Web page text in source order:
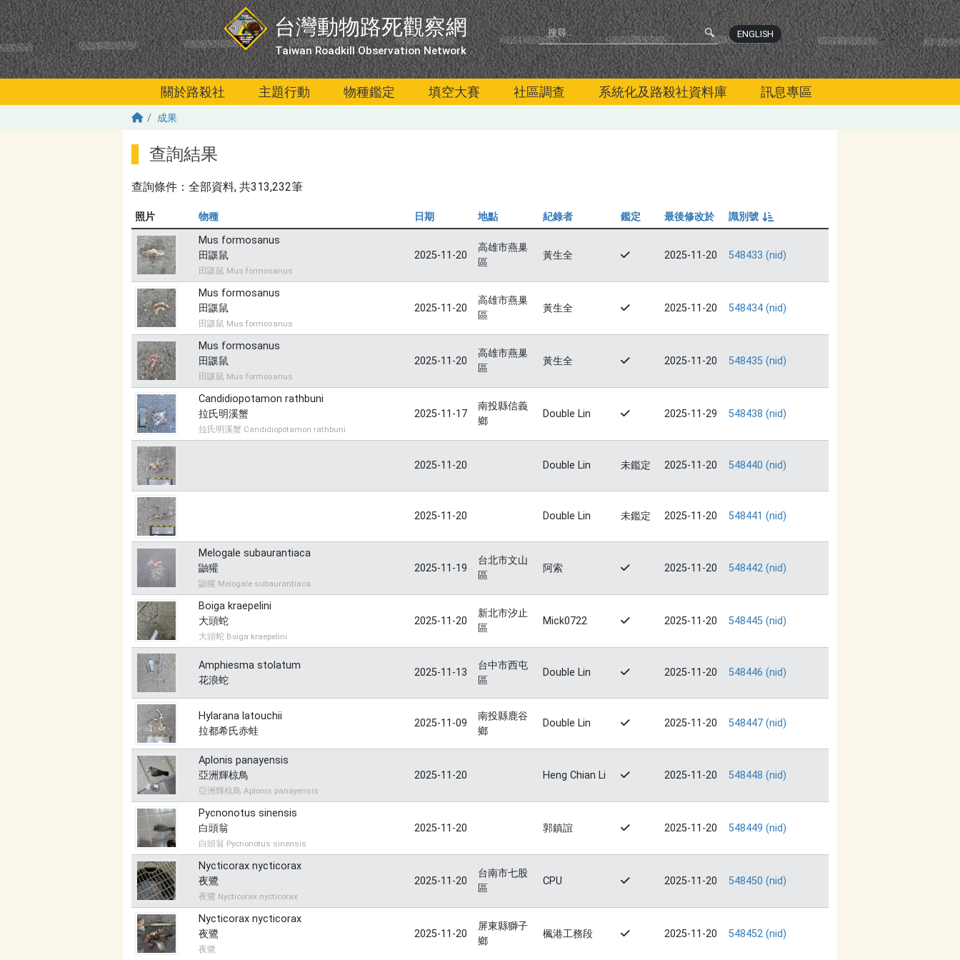
移至主內容
台灣動物路死觀察網
Taiwan Roadkill Observation Network
ENGLISH
關於路殺社 主題行動 物種鑑定 填空大賽 社區調查 系統化及路殺社資料庫 訊息專區
成果
查詢結果
查詢條件： 全部資料, 共313,232筆
照片 物種 日期 地點 紀錄者 鑑定 最後修改於
識別號
由小到大
Mus formosanus
田鼷鼠
田鼷鼠 Mus formosanus
2025-11-20
高雄市燕巢
區
黃生全 2025-11-20 548433 (nid)
Mus formosanus
田鼷鼠
田鼷鼠 Mus formosanus
2025-11-20
高雄市燕巢
區
黃生全 2025-11-20 548434 (nid)
Mus formosanus
田鼷鼠
田鼷鼠 Mus formosanus
2025-11-20
高雄市燕巢
區
黃生全 2025-11-20 548435 (nid)
Candidiopotamon rathbuni
拉氏明溪蟹
拉氏明溪蟹 Candidiopotamon rathbuni
2025-11-17
南投縣信義
鄉
Double Lin 2025-11-29 548438 (nid)
2025-11-20 Double Lin 未鑑定 2025-11-20 548440 (nid)
2025-11-20 Double Lin 未鑑定 2025-11-20 548441 (nid)
Melogale subaurantiaca
鼬獾
鼬獾 Melogale subaurantiaca
2025-11-19
台北市文山
區
阿索 2025-11-20 548442 (nid)
Boiga kraepelini
大頭蛇
大頭蛇 Boiga kraepelini
2025-11-20
新北市汐止
區
Mick0722 2025-11-20 548445 (nid)
Amphiesma stolatum
花浪蛇
2025-11-13
台中市西屯
區
Double Lin 2025-11-20 548446 (nid)
Hylarana latouchii
拉都希氏赤蛙
2025-11-09
南投縣鹿谷
鄉
Double Lin 2025-11-20 548447 (nid)
Aplonis panayensis
亞洲輝椋鳥
亞洲輝椋鳥 Aplonis panayensis
2025-11-20 Heng Chian Li 2025-11-20 548448 (nid)
Pycnonotus sinensis
白頭翁
白頭翁 Pycnonotus sinensis
2025-11-20 郭鎮誼 2025-11-20 548449 (nid)
Nycticorax nycticorax
夜鷺
夜鷺 Nycticorax nycticorax
2025-11-20
台南市七股
區
CPU 2025-11-20 548450 (nid)
Nycticorax nycticorax
夜鷺
夜鷺
2025-11-20
屏東縣獅子
鄉
楓港工務段 2025-11-20 548452 (nid)